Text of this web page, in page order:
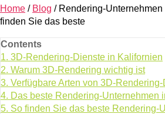
Home / Blog / Rendering-
finden Sie das beste
Contents
1. 3D-Rendering-Dienste in Kalifornien
2. Warum 3D-Rendering wichtig ist
3. Verfügbare Arten von 3D-
4. Das beste Rendering-Unternehmen
5. So finden Sie das beste Rendering-